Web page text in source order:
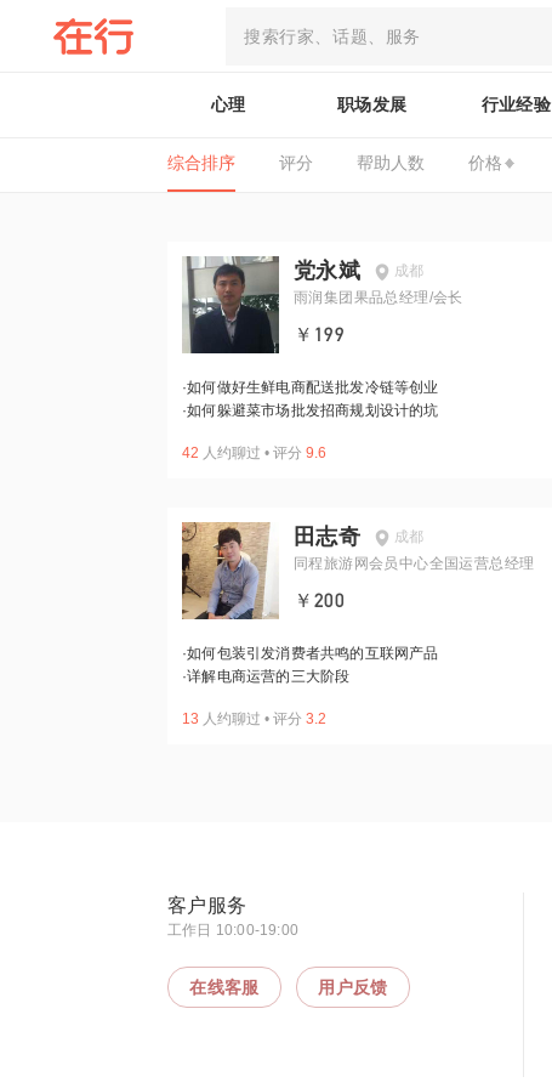
心理 职场发展 行业经验
综合排序 评分 帮助人数 价格
党永斌
成都
雨润集团果品总经理/会长
￥199
·如何做好生鲜电商配送批发冷链等创业
·如何躲避菜市场批发招商规划设计的坑
42 人约聊过 • 评分 9.6
田志奇
成都
同程旅游网会员中心全国运营总经理
￥200
·如何包装引发消费者共鸣的互联网产品
·详解电商运营的三大阶段
13 人约聊过 • 评分 3.2
客户服务
工作日 10:00-19:00
在线客服 用户反馈